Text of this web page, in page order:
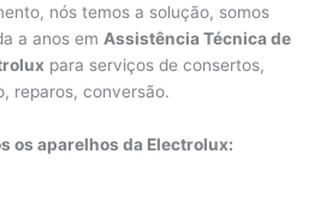
nós temos a solução, somos
a anos emAssistência Técnica de
para serviços de consertos,
reparos, conversão.
os aparelhos da Electrolux: